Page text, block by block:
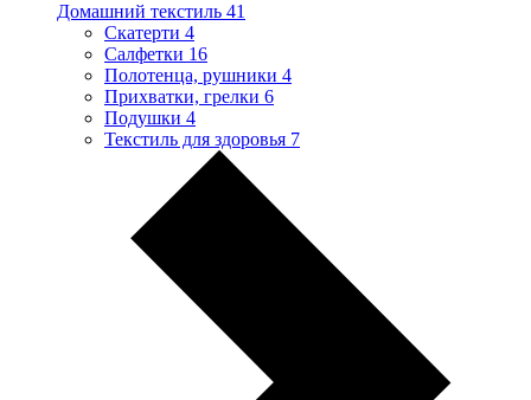
Домашний текстиль 41
Скатерти 4
Салфетки 16
Полотенца, рушники 4
Прихватки, грелки 6
Подушки 4
Текстиль для здоровья 7